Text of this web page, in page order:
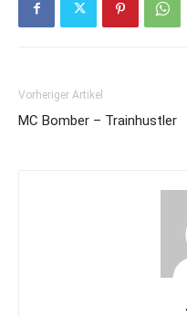
Vorheriger Artikel
MC Bomber – Trainhustler